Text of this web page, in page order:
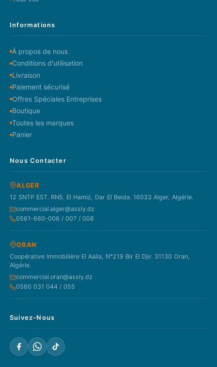
Informations
À propos de nous
Conditions d'utilisation
Livraison
Paiement sécurisé
Offres Spéciales Entreprises
Boutique
Toutes les marques
Panier
Nous Contacter
ALGER
12 SNTP EST. RN5. El Hamiz, Dar El Beida. 16033 Alger, Algérie.
commercial.alger@assly.dz
0561-660-006 / 007 / 008
ORAN
Coopérative Immobilière El Aalia, N°219 Bir El Djir. 31130 Oran,
Algérie.
commercial.oran@assly.dz
0560 031 044 / 055
Suivez-Nous